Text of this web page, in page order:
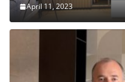
April 11, 2023